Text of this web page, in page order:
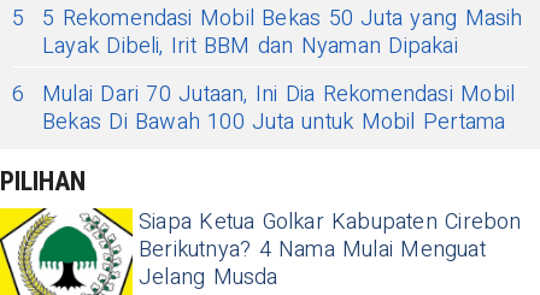
5
5 Rekomendasi Mobil Bekas 50 Juta yang Masih
Layak Dibeli, Irit BBM dan Nyaman Dipakai
6
Mulai Dari 70 Jutaan, Ini Dia Rekomendasi Mobil
Bekas Di Bawah 100 Juta untuk Mobil Pertama
PILIHAN
Siapa Ketua Golkar Kabupaten Cirebon
Berikutnya? 4 Nama Mulai Menguat
Jelang Musda